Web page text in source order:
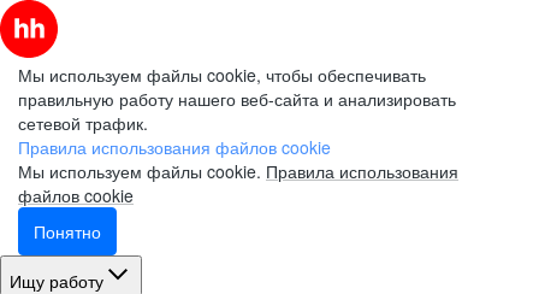
Мы используем файлы cookie, чтобы обеспечивать
правильную работу нашего веб-сайта и анализировать
сетевой трафик.
Правила использования файлов cookie
Мы используем файлы cookie. Правила использования
файлов cookie
Понятно
Ищу работу